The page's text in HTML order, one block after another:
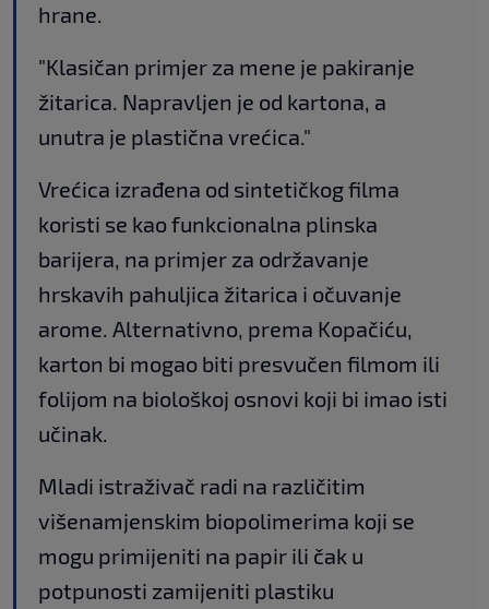
hrane.
"Klasičan primjer za mene je pakiranje
žitarica. Napravljen je od kartona, a
unutra je plastična vrećica."
Vrećica izrađena od sintetičkog filma
koristi se kao funkcionalna plinska
barijera, na primjer za održavanje
hrskavih pahuljica žitarica i očuvanje
arome. Alternativno, prema Kopačiću,
karton bi mogao biti presvučen filmom ili
folijom na biološkoj osnovi koji bi imao isti
učinak.
Mladi istraživač radi na različitim
višenamjenskim biopolimerima koji se
mogu primijeniti na papir ili čak u
potpunosti zamijeniti plastiku